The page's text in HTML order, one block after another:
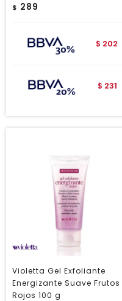
$ 289
$ 202
$ 231
Violetta Gel Exfoliante
Energizante Suave Frutos
Rojos 100 g